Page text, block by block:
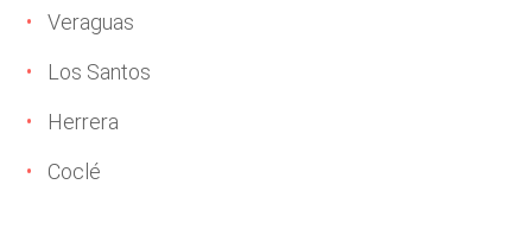
Veraguas
Los Santos
Herrera
Coclé